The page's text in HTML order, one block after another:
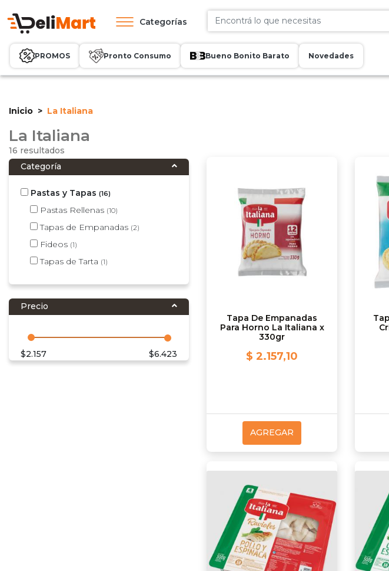
Categorías
PROMOS Pronto Consumo Bueno Bonito Barato Novedades
Inicio La Italiana
La Italiana
16 resultados
Categoría
Pastas y Tapas (16)
Pastas Rellenas (10)
Tapas de Empanadas (2)
Fideos (1)
Tapas de Tarta (1)
Precio
$2.157 $6.423
Tapa De Empanadas
Para Horno La Italiana x
330gr
$ 2.157,10
AGREGAR